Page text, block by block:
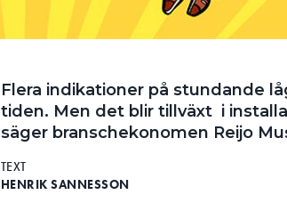
Flera indikationer på stundande
tiden. Men det blir tillväxt i
säger branschekonomen Reijo
TEXT
HENRIK SANNESSON